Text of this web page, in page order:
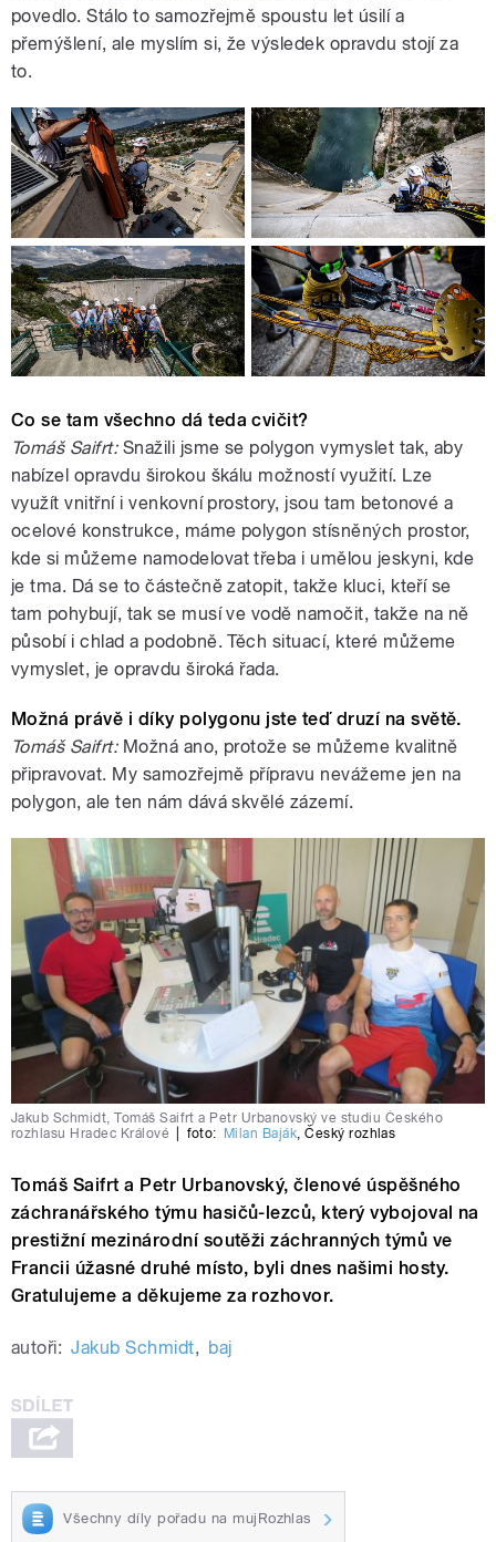
povedlo. Stálo to samozřejmě spoustu let úsilí a
přemýšlení, ale myslím si, že výsledek opravdu stojí za
to.
Co se tam všechno dá teda cvičit?
Tomáš Saifrt:Snažili jsme se polygon vymyslet tak, aby
nabízel opravdu širokou škálu možností využití. Lze
využít vnitřní i venkovní prostory, jsou tam betonové a
ocelové konstrukce, máme polygon stísněných prostor,
kde si můžeme namodelovat třeba i umělou jeskyni, kde
je tma. Dá se to částečně zatopit, takže kluci, kteří se
tam pohybují, tak se musí ve vodě namočit, takže na ně
působí i chlad a podobně. Těch situací, které můžeme
vymyslet, je opravdu široká řada.
Možná právě i díky polygonu jste teď druzí na světě.
Tomáš Saifrt:Možná ano, protože se můžeme kvalitně
připravovat. My samozřejmě přípravu nevážeme jen na
polygon, ale ten nám dává skvělé zázemí.
Jakub Schmidt, Tomáš Saifrt a Petr Urbanovský ve studiu Českého
rozhlasu Hradec Králové
foto: Milan Baják,Český rozhlas
Tomáš Saifrt a Petr Urbanovský, členové úspěšného
záchranářského týmu hasičů-lezců, který vybojoval na
prestižní mezinárodní soutěži záchranných týmů ve
Francii úžasné druhé místo, byli dnes našimi hosty.
Gratulujeme a děkujeme za rozhovor.
autoři: Jakub Schmidt, baj
Všechny díly pořadu na mujRozhlas